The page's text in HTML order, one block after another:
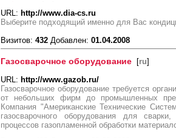
URL: http://www.dia-cs.ru
Выберите подходящий именно для Вас
Визитов: 432 Добавлен: 01.04.2008
Газосварочное оборудование [ru]
URL: http://www.gazob.ru/
Газосварочное оборудование требуется
от небольших фирм до промышленных
Компания "Американские Технические
газосварочного оборудования для
процессов газопламенной обработки